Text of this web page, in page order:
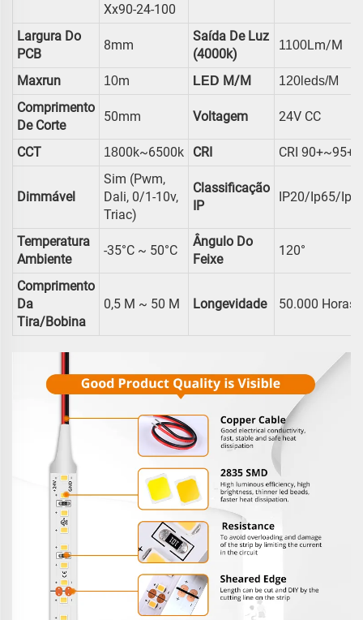
Xx90-24-100
Largura Do
PCB
8mm
Saída De Luz
(4000k)
1100Lm/m
Maxrun 10M LED M/m 120leds/m
Comprimento
De Corte
50mm Voltagem 24V CC
CCT 1800k~6500k CRI CRI 90+~95+
Dimmável
Sim (pwm,
Dali, 0/1-10v,
Triac)
Classificação
IP
IP20/ip65/
Temperatura
Ambiente
-35°C ~ 50°C
Ângulo Do
Feixe
1 20°
Comprimento
Da
Tira/bobina
0,5 M ~ 50 M Longevidade 50.000 Horas